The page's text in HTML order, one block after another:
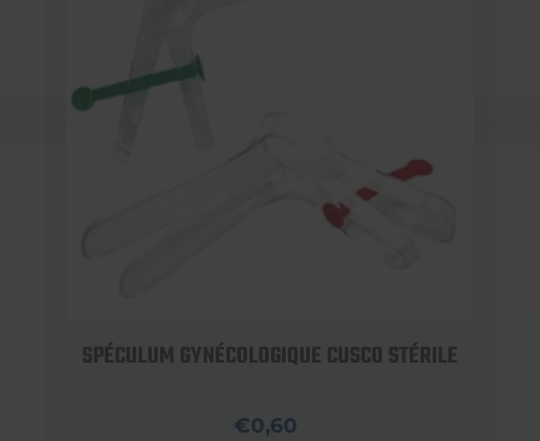
SPÉCULUM GYNÉCOLOGIQUE CUSCO STÉRILE
€0,60